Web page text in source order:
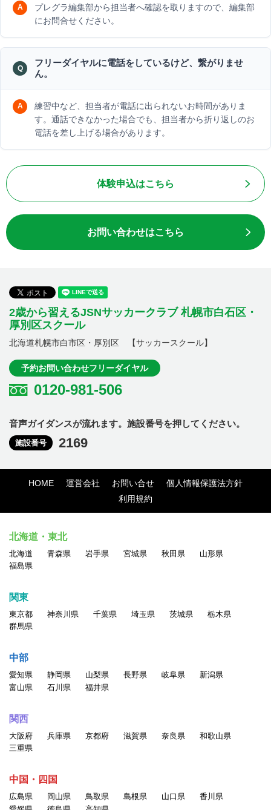
プレグラ編集部から担当者へ確認を取りますので、編集部
にお問合せください。
フリーダイヤルに電話をしているけど、繋がりませ
ん。
練習中など、担当者が電話に出られないお時間がありま
す。通話できなかった場合でも、担当者から折り返しのお
電話を差し上げる場合があります。
体験申込はこちら
お問い合わせはこちら
2歳から習えるJSNサッカークラブ 札幌市白石区・
厚別区スクール
北海道札幌市白市区・厚別区 【サッカースクール】
予約お問い合わせフリーダイヤル
0120-981-506
音声ガイダンスが流れます。施設番号を押してください。
施設番号 2169
HOME 運営会社 お問い合せ
個人情報保護法方針
利用規約
北海道・東北
北海道 青森県 岩手県 宮城県 秋田県
山形県
福島県
関東
東京都 神奈川県 千葉県 埼玉県 茨城県
栃木県
群馬県
中部
愛知県 静岡県 山梨県 長野県 岐阜県
新潟県
富山県
石川県 福井県
関西
大阪府 兵庫県 京都府 滋賀県 奈良県
和歌山県
三重県
中国・四国
広島県 岡山県 鳥取県 島根県 山口県
香川県